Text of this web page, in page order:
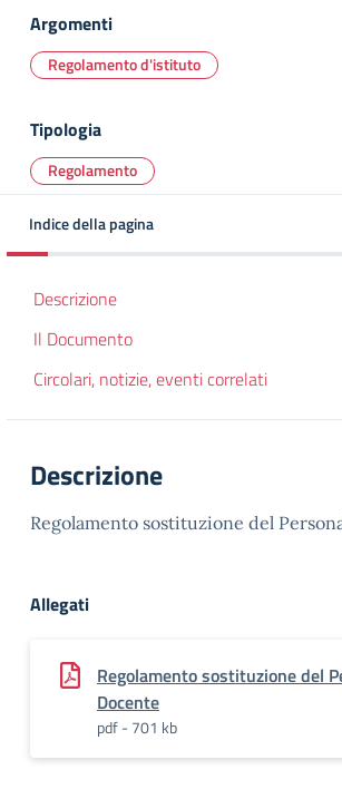
Argomenti
Regolamento d'istituto
Tipologia
Regolamento
Indice della pagina
Descrizione
Il Documento
Circolari, notizie, eventi correlati
Descrizione
Regolamento sostituzione del
Allegati
Regolamento sostituzione del
Docente
pdf - 701 kb